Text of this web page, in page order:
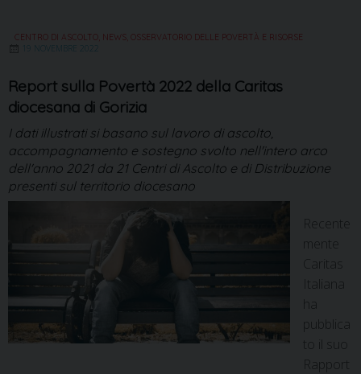
CENTRO DI ASCOLTO NEWS OSSERVATORIO DELLE POVERTÀ E RISORSE
19 NOVEMBRE 2022
Report sulla Povertà 2022 della Caritas
diocesana di Gorizia
I dati illustrati si basano sul lavoro di ascolto,
accompagnamento e sostegno svolto nell'intero arco
dell'anno 2021 da 21 Centri di Ascolto e di Distribuzione
presenti sul territorio diocesano
Recente
mente
Caritas
Italiana
ha
pubblica
to il suo
Rapport